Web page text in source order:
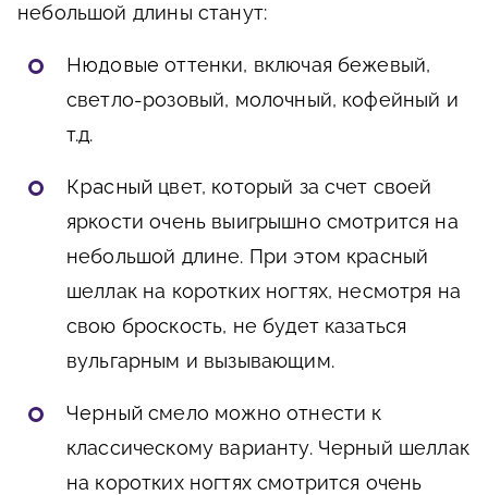
небольшой длины станут:
Нюдовыеоттенки, включая бежевый,
светло-розовый, молочный, кофейный и
т.д.
Красный цвет, который за счет своей
яркости очень выигрышно смотрится на
небольшой длине. При этом красный
шеллак на коротких ногтях, несмотря на
свою броскость, не будет казаться
вульгарным и вызывающим.
Черныйсмело можно отнести к
классическому варианту. Черный шеллак
на коротких ногтях смотрится очень